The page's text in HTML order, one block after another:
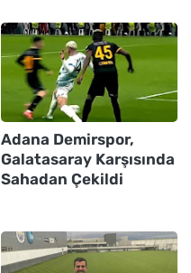
Adana Demirspor,
Galatasaray Karşısında
Sahadan Çekildi